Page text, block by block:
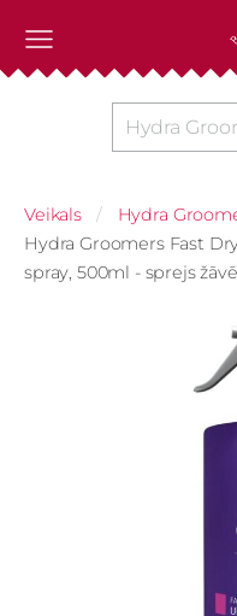
Hydra
Veikals
Hydra
Hydra Groomers Fast
spray, 500ml - sprejs